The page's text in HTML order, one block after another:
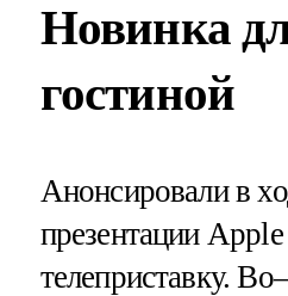
Новинка
гостиной
Анонсировали в
презентации
телеприставку.